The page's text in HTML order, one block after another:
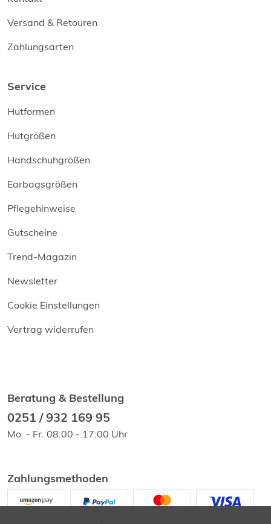
Versand & Retouren
Zahlungsarten
Service
Hutformen
Hutgrößen
Handschuhgrößen
Earbagsgrößen
Pflegehinweise
Gutscheine
Trend-Magazin
Newsletter
Cookie Einstellungen
Vertrag widerrufen
Beratung & Bestellung
0251 / 932 169 95
Mo. - Fr. 08:00 - 17:00 Uhr
Zahlungsmethoden